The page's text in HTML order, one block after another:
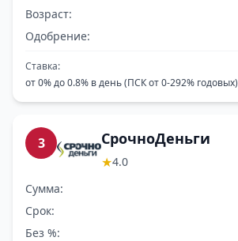
Возраст:
Одобрение:
Ставка:
от 0% до 0.8% в день (ПСК от 0-292% годовых)
3 СрочноДеньги
★4.0
Сумма:
Срок:
Без %: